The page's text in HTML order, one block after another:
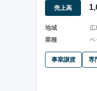
売上高
地域
広
業種
ペ
事業譲渡 専